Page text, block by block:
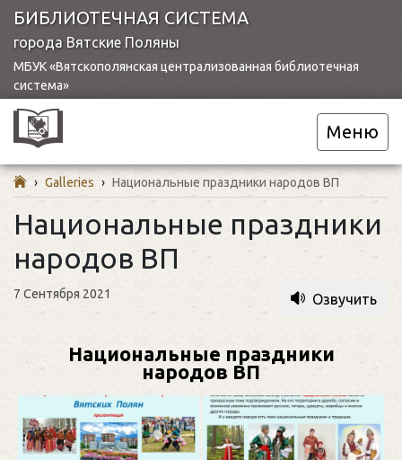
БИБЛИОТЕЧНАЯ СИСТЕМА
города Вятские Поляны
МБУК «Вятскополянская централизованная библиотечная
система»
Меню
› Galleries › Национальные праздники народов ВП
Национальные праздники
народов ВП
7 Сентября 2021 Озвучить
Национальные праздники
народов ВП